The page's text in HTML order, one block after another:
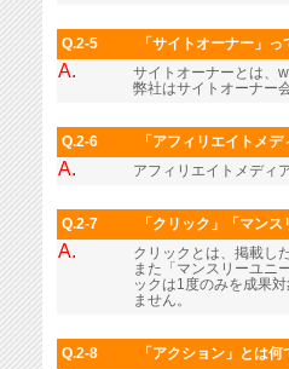
Q.2-5 「サイトオーナー」っ
A.
サイトオーナーとは、
弊社はサイトオーナー
Q.2-6 「アフィリエイトメ
A. アフィリエイトメディ
Q.2-7 「クリック」「マン
A.
クリックとは、掲載し
また「マンスリーユニ
ックは1度のみを成果
ません。
Q.2-8 「アクション」とは何